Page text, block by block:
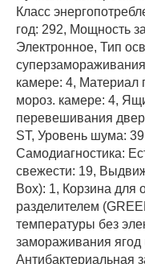
Класс
год: 292, Мощность
Электронное, Тип
камере: 4, Материал
мороз. камере: 4,
перевешивания
ST, Уровень шума:
Самодиагностика:
свежести: 19,
Box): 1, Корзина для
разделителем
температуры без
замораживания ягод
Антибактериальная